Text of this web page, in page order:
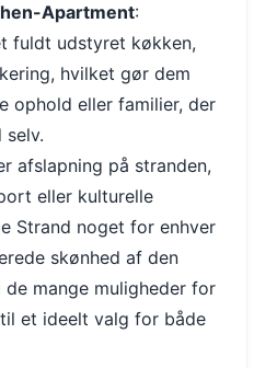
Apartment:
fuldt udstyret køkken,
hvilket gør dem
ophold eller familier, der
selv.
afslapning på stranden,
eller kulturelle
Strand noget for enhver
skønhed af den
mange muligheder for
et ideelt valg for både